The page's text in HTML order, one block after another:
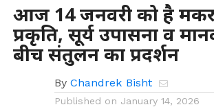
आज 14 जनवरी को है मकर
प्रकृति, सूर्य उपासना व
बीच संतुलन का प्रदर्शन
By Chandrek Bisht
Published on January 14, 2026